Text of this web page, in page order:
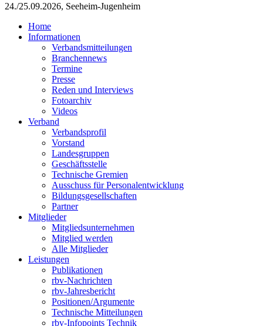
24./25.09.2026, Seeheim-Jugenheim
Home
Informationen
Verbandsmitteilungen
Branchennews
Termine
Presse
Reden und Interviews
Fotoarchiv
Videos
Verband
Verbandsprofil
Vorstand
Landesgruppen
Geschäftsstelle
Technische Gremien
Ausschuss für Personalentwicklung
Bildungsgesellschaften
Partner
Mitglieder
Mitgliedsunternehmen
Mitglied werden
Alle Mitglieder
Leistungen
Publikationen
rbv-Nachrichten
rbv-Jahresbericht
Positionen/Argumente
Technische Mitteilungen
rbv-Infopoints Technik